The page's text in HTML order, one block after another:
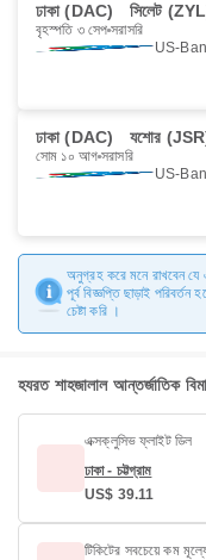
ঢাকা (DAC) সিলেট
বৃহস্পতি ৩ সেপ সরাসরি
US-
ঢাকা (DAC) যশোর
সোম ১০ আগ সরাসরি
US-
অনুগ্রহ করে মনে রাখবেন যে
পূর্ব বিজ্ঞপ্তি ছাড়াই
চেষ্টা করি ।
হযরত শাহজালাল আন্তর্জাতিক
এক্সক্লুসিভ ফ্লাইট ডিল
ঢাকা - চট্টগ্রাম
US$ 39.11
টিকিটের সবচেয়ে কম